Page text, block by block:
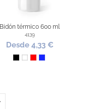
Bidón térmico 600 ml
4139
Desde 4,33 €
NegroBlanco
RojoAzul Royal